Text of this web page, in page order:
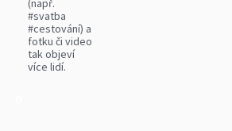
(např.
#svatba
#cestování) a
fotku či video
tak objeví
více lidí.